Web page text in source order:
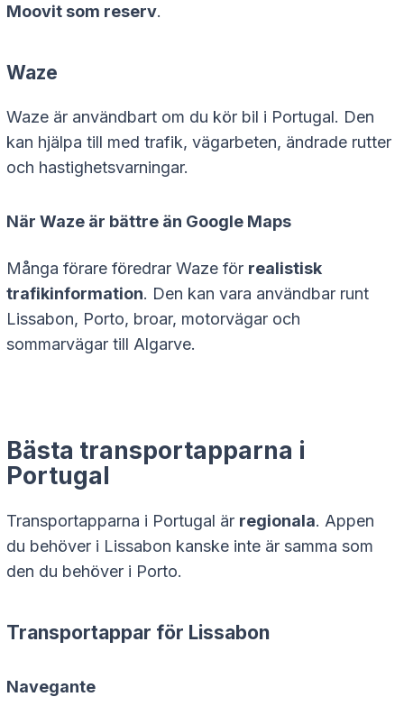
Moovit som reserv.
Waze
Waze är användbart om du kör bil i Portugal. Den
kan hjälpa till med trafik, vägarbeten, ändrade rutter
och hastighetsvarningar.
När Waze är bättre än Google Maps
Många förare föredrar Waze för realistisk
trafikinformation. Den kan vara användbar runt
Lissabon, Porto, broar, motorvägar och
sommarvägar till Algarve.
Bästa transportapparna i
Portugal
Transportapparna i Portugal är regionala. Appen
du behöver i Lissabon kanske inte är samma som
den du behöver i Porto.
Transportappar för Lissabon
Navegante